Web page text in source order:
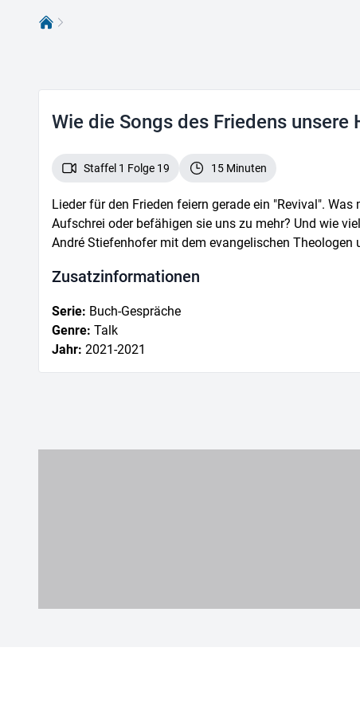
Bibel Tv
Wie die Songs des Friedens unsere
Staffel 1 Folge 19 15 Minuten
Lieder für den Frieden feiern gerade ein "Revival".
Aufschrei oder befähigen sie uns zu mehr? Und wie
André Stiefenhofer mit dem evangelischen Theologen
Zusatz­informationen
Serie: Buch-Gespräche
Genre: Talk
Jahr: 2021-2021